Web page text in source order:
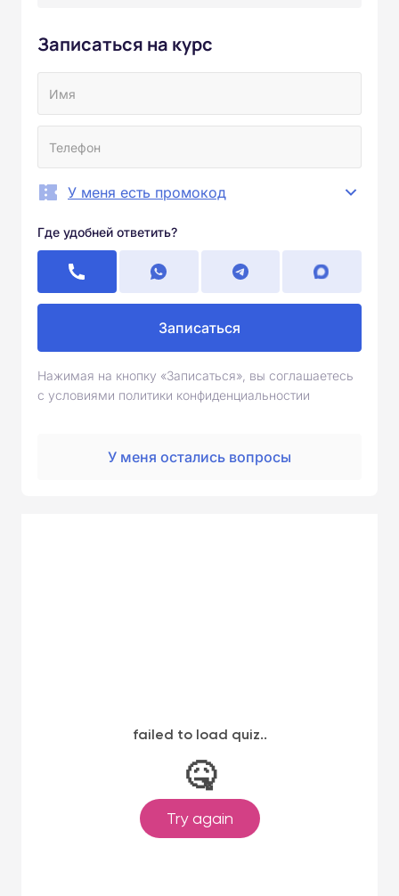
Записаться на курс
У меня есть промокод
Где удобней ответить?
Записаться
Нажимая на кнопку «Записаться», вы соглашаетесь
с условиями политики конфиденциальностии
У меня остались вопросы